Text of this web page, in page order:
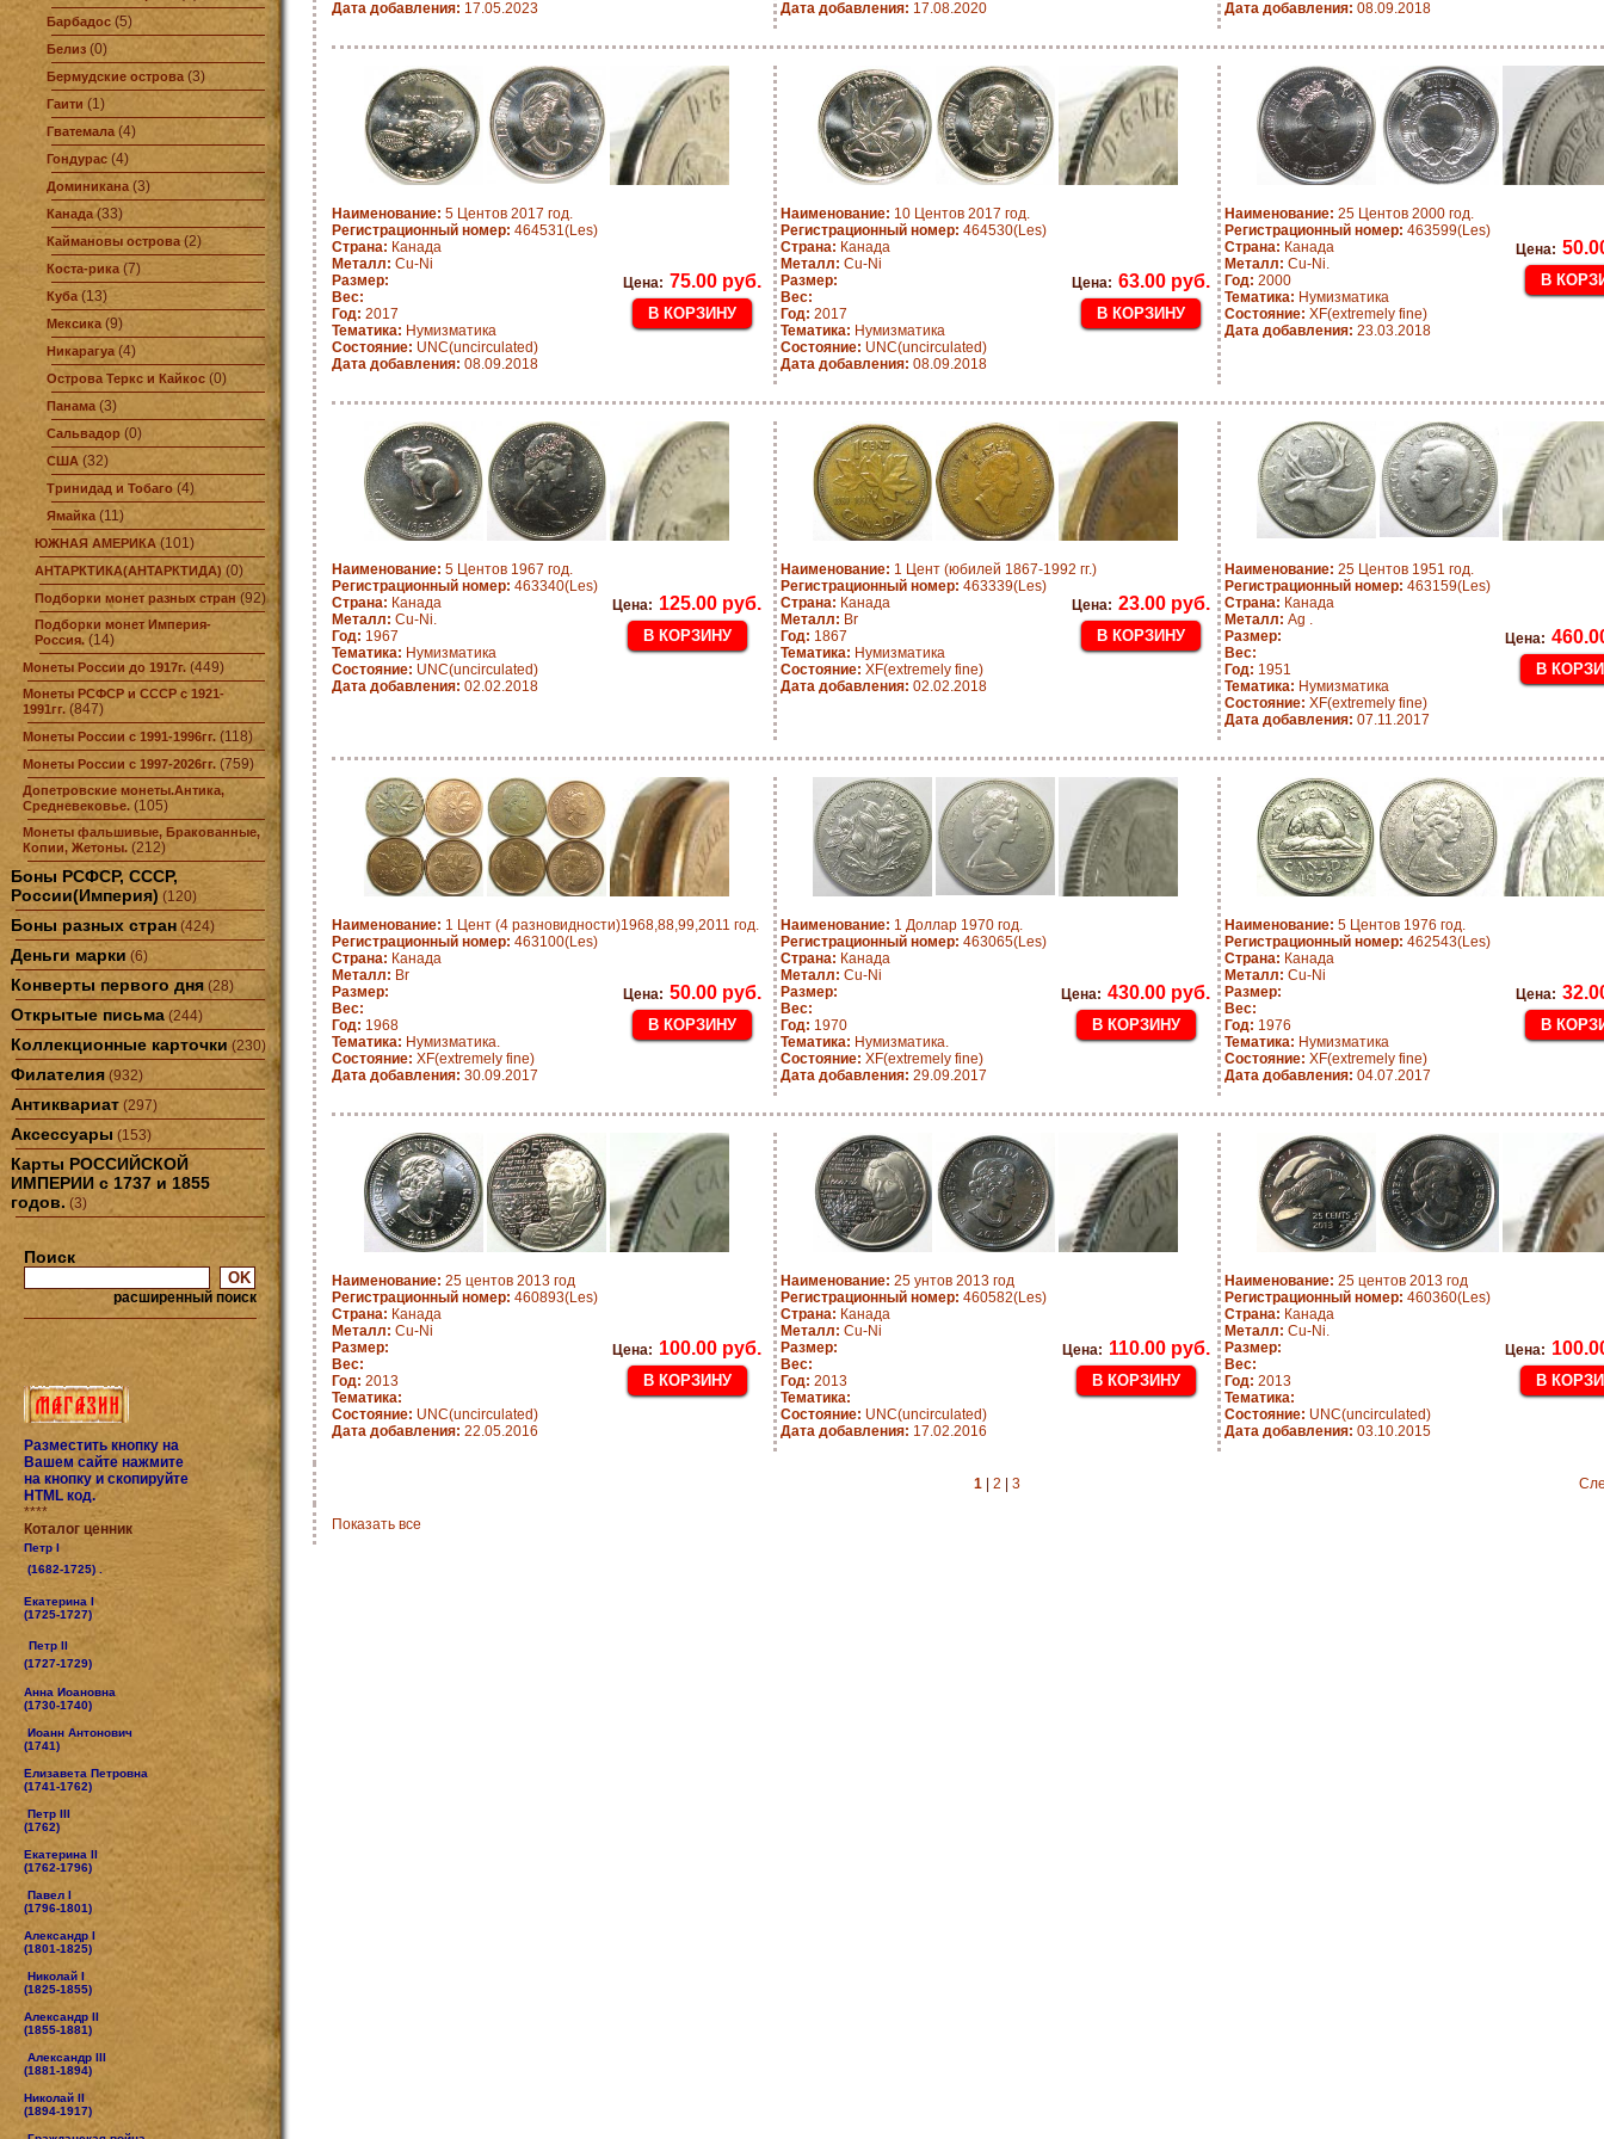
Барбадос (5)
Белиз (0)
Бермудские острова (3)
Гаити (1)
Гватемала(4)
Гондурас (4)
Доминикана(3)
Канада(33)
Каймановы острова (2)
Коста-рика (7)
Куба (13)
Мексика (9)
Никарагуа (4)
Острова Теркс и Кайкос (0)
Панама(3)
Сальвадор (0)
США (32)
Тринидад и Тобаго (4)
Ямайка (11)
ЮЖНАЯ АМЕРИКА (101)
АНТАРКТИКА(АНТАРКТИДА)(0)
Подборки монет разных стран (92)
Подборки монет Империя-
Россия. (14)
Монеты России до 1917г. (449)
Монеты РСФСР и СССР с 1921-
1991гг. (847)
Монеты России с 1991-1996гг. (118)
Монеты России с 1997-2026гг. (759)
Допетровские монеты.Антика,
Средневековье. (105)
Монеты фальшивые, Бракованные,
Копии, Жетоны. (212)
Боны РСФСР, СССР,
России(Империя) (120)
Боны разных стран (424)
Деньги марки (6)
Конверты первого дня (28)
Открытые письма (244)
Коллекционные карточки (230)
Филателия (932)
Антиквариат (297)
Аксессуары (153)
Карты РОССИЙСКОЙ
ИМПЕРИИ с 1737 и 1855
годов. (3)
Поиск
расширенный поиск
Разместить кнопку на
Вашем сайте нажмите
на кнопку и скопируйте
HTML код.
****
Коталог ценник
Петр I
(1682-1725) .
Екатерина I
(1725-1727)
Петр II
(1727-1729)
Анна Иоановна
(1730-1740)
Иоанн Антонович
(1741)
Елизавета Петровна
(1741-1762)
Петр III
(1762)
Екатерина II
(1762-1796)
Павел I
(1796-1801)
Александр I
(1801-1825)
Николай I
(1825-1855)
Александр II
(1855-1881)
Александр III
(1881-1894)
Николай II
(1894-1917)
Дата добавления: 17.05.2023
Дата добавления: 17.08.2020
Дата добавления: 08.09.2018
Наименование: 5 Центов 2017 год.
Регистрационный номер: 464531(Les)
Страна: Канада
Металл: Cu-Ni
Размер:
Вес:
Год: 2017
Тематика: Нумизматика
Состояние: UNC(uncirculated)
Дата добавления: 08.09.2018
Цена: 75.00 руб.
Наименование: 10 Центов 2017 год.
Регистрационный номер: 464530(Les)
Страна: Канада
Металл: Cu-Ni
Размер:
Вес:
Год: 2017
Тематика: Нумизматика
Состояние: UNC(uncirculated)
Дата добавления: 08.09.2018
Цена: 63.00 руб.
Наименование: 25 Центов 2000 год.
Регистрационный номер: 463599(Les)
Страна: Канада
Металл: Cu-Ni.
Год: 2000
Тематика: Нумизматика
Состояние: XF(extremely fine)
Дата добавления: 23.03.2018
Цена:
Наименование: 5 Центов 1967 год.
Регистрационный номер: 463340(Les)
Страна: Канада
Металл: Cu-Ni.
Год: 1967
Тематика: Нумизматика
Состояние: UNC(uncirculated)
Дата добавления: 02.02.2018
Цена: 125.00 руб.
Наименование: 1 Цент (юбилей 1867-1992 гг.)
Регистрационный номер: 463339(Les)
Страна: Канада
Металл: Br
Год: 1867
Тематика: Нумизматика
Состояние: XF(extremely fine)
Дата добавления: 02.02.2018
Цена: 23.00 руб.
Наименование: 25 Центов 1951 год.
Регистрационный номер: 463159(Les)
Страна: Канада
Металл: Ag .
Размер:
Вес:
Год: 1951
Тематика: Нумизматика
Состояние: XF(extremely fine)
Дата добавления: 07.11.2017
Цена:
Наименование: 1 Цент (4 разновидности)1968,88,99,2011 год.
Регистрационный номер: 463100(Les)
Страна: Канада
Металл: Br
Размер:
Вес:
Год: 1968
Тематика: Нумизматика.
Состояние: XF(extremely fine)
Дата добавления: 30.09.2017
Цена: 50.00 руб.
Наименование: 1 Доллар 1970 год.
Регистрационный номер: 463065(Les)
Страна: Канада
Металл: Cu-Ni
Размер:
Вес:
Год: 1970
Тематика: Нумизматика.
Состояние: XF(extremely fine)
Дата добавления: 29.09.2017
Цена: 430.00 руб.
Наименование: 5 Центов 1976 год.
Регистрационный номер: 462543(Les)
Страна: Канада
Металл: Cu-Ni
Размер:
Вес:
Год: 1976
Тематика: Нумизматика
Состояние: XF(extremely fine)
Дата добавления: 04.07.2017
Цена:
Наименование: 25 центов 2013 год
Регистрационный номер: 460893(Les)
Страна: Канада
Металл: Cu-Ni
Размер:
Вес:
Год: 2013
Тематика:
Состояние: UNC(uncirculated)
Дата добавления: 22.05.2016
Цена: 100.00 руб.
Наименование: 25 унтов 2013 год
Регистрационный номер: 460582(Les)
Страна: Канада
Металл: Cu-Ni
Размер:
Вес:
Год: 2013
Тематика:
Состояние: UNC(uncirculated)
Дата добавления: 17.02.2016
Цена: 110.00 руб.
Наименование: 25 центов 2013 год
Регистрационный номер: 460360(Les)
Страна: Канада
Металл: Cu-Ni.
Размер:
Вес:
Год: 2013
Тематика:
Состояние: UNC(uncirculated)
Дата добавления: 03.10.2015
Цена:
1 2 3
Показать все